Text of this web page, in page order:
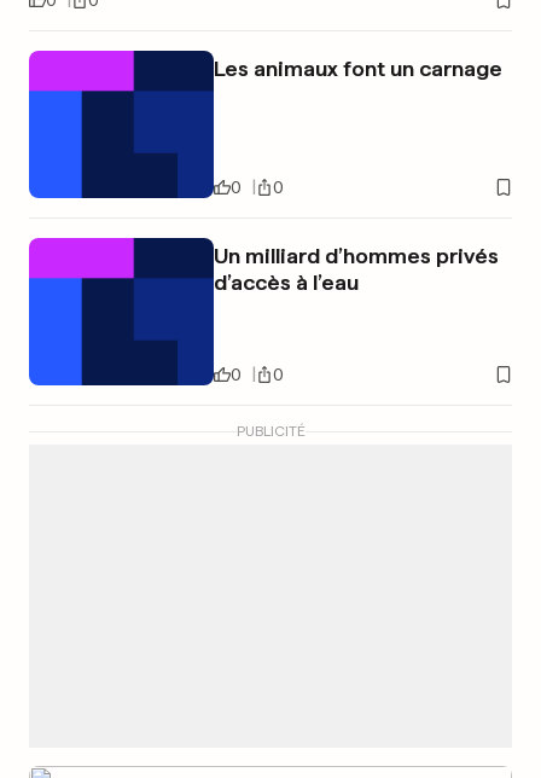
Les animaux font un carnage
0 0
Un milliard d’hommes privés
d’accès à l’eau
0 0
PUBLICITÉ